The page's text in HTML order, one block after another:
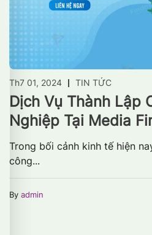
Th7 01, 2024 TIN TỨC
Dịch Vụ Thành Lập
Nghiệp Tại Media
Trong bối cảnh kinh tế hiện
công...
By admin